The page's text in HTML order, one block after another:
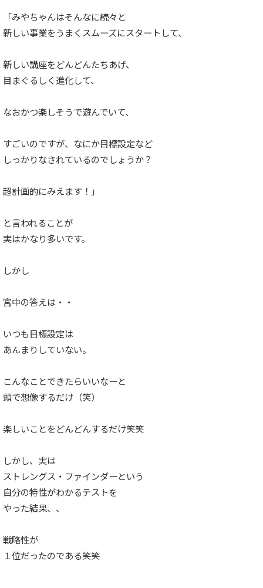
「みやちゃんはそんなに続々と
新しい事業をうまくスムーズにスタートして、
新しい講座をどんどんたちあげ、
目まぐるしく進化して、
なおかつ楽しそうで遊んでいて、
すごいのですが、なにか目標設定など
しっかりなされているのでしょうか？
超計画的にみえます！」
と言われることが
実はかなり多いです。
しかし
宮中の答えは・・
いつも目標設定は
あんまりしていない。
こんなことできたらいいなーと
頭で想像するだけ（笑）
楽しいことをどんどんするだけ笑笑
しかし、実は
ストレングス・ファインダーという
自分の特性がわかるテストを
やった結果、、
戦略性が
１位だったのである笑笑